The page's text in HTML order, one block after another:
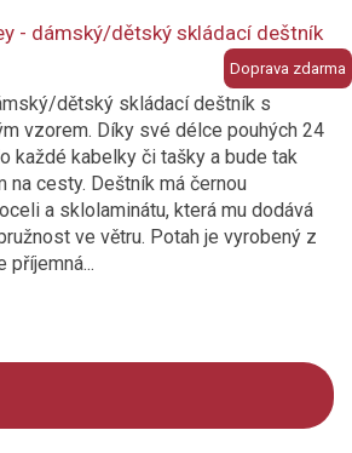
Doprava zdarma
- dámský/dětský skládací deštník
dětský skládací deštník s
vzorem. Díky své délce pouhých 24
každé kabelky či tašky a bude tak
na cesty. Deštník má černou
a sklolaminátu, která mu dodává
ve větru. Potah je vyrobený z
příjemná...